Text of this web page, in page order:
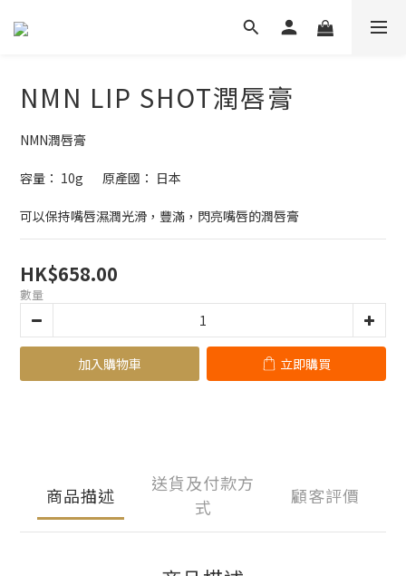
NMN LIP SHOT潤唇膏
NMN潤唇膏
容量： 10g       原產國： 日本
可以保持嘴唇濕潤光滑，豐滿，閃亮嘴唇的潤唇膏
HK$658.00
數量
加入購物車 立即購買
商品描述
送貨及付款方
式
顧客評價